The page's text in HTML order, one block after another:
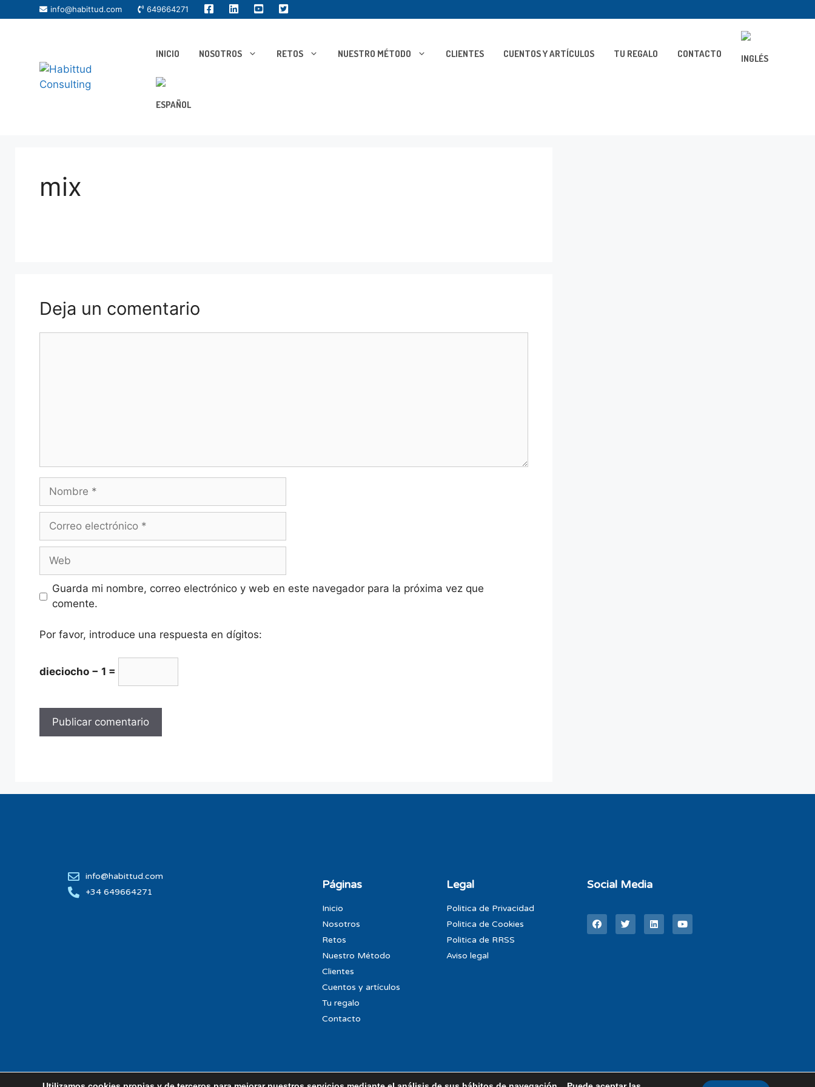
info@habittud.com 649664271
INICIO NOSOTROS RETOS NUESTRO MÉTODO CLIENTES CUENTOS Y ARTÍCULOS TU REGALO CONTACTO
mix
Deja un comentario
Guarda mi nombre, correo electrónico y web en este navegador para la próxima vez que
comente.
Por favor, introduce una respuesta en dígitos:
dieciocho − 1 =
info@habittud.com
+34 649664271
Páginas
Inicio
Nosotros
Retos
Nuestro Método
Clientes
Cuentos y artículos
Tu regalo
Contacto
Legal
Politica de Privacidad
Politica de Cookies
Politica de RRSS
Aviso legal
Social Media